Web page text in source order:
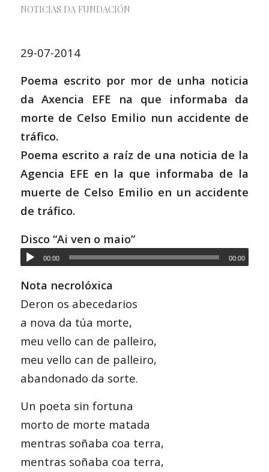
NOTICIAS DA FUNDACIÓN
29-07-2014
Poema escrito por mor de unha noticia
da Axencia EFE na que informaba da
morte de Celso Emilio nun accidente de
tráfico.
Poema escrito a raíz de una noticia de la
Agencia EFE en la que informaba de la
muerte de Celso Emilio en un accidente
de tráfico.
Disco “Ai ven o maio”
00:00 00:00
Nota necrolóxica
Deron os abecedarios
a nova da túa morte,
meu vello can de palleiro,
meu vello can de palleiro,
abandonado da sorte.
Un poeta sin fortuna
morto de morte matada
mentras soñaba coa terra,
mentras soñaba coa terra,